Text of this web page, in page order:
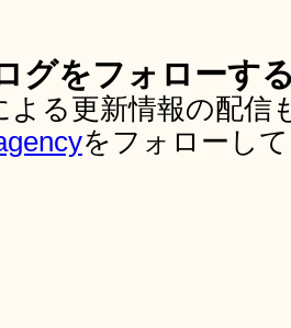
グをフォローす
よる更新情報の配
をフォローし